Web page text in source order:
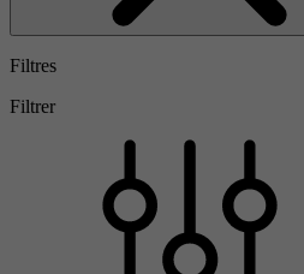
Filtres
Filtrer